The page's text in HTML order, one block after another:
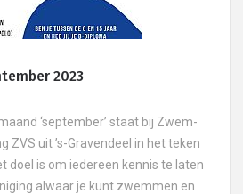
2023
maand ‘september’ staat bij Zwem-
ZVS uit ’s-Gravendeel in het teken
doel is om iedereen kennis te laten
alwaar je kunt zwemmen en